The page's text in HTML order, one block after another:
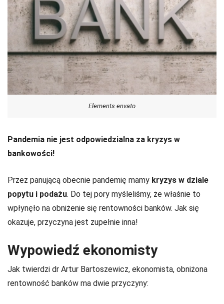
Elements envato
Pandemia nie jest odpowiedzialna za kryzys w
bankowości!
Przez panującą obecnie pandemię mamy kryzys w dziale
popytu i podażu. Do tej pory myśleliśmy, że właśnie to
wpłynęło na obniżenie się rentowności banków. Jak się
okazuje, przyczyna jest zupełnie inna!
Wypowiedź ekonomisty
Jak twierdzi dr Artur Bartoszewicz, ekonomista, obniżona
rentowność banków ma dwie przyczyny: